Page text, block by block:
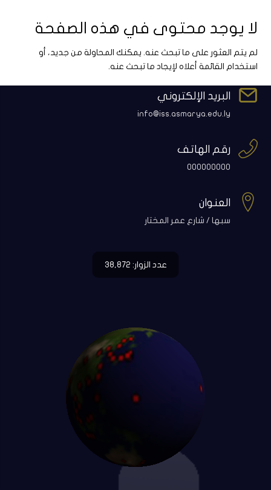
لا يوجد محتوى في هذه الصفحة
لم يتم العثور على ما تبحث عنه. يمكنك المحاولة من جديد، أو
استخدام القائمة أعلاه لإيجاد ما تبحث عنه.
 البريد الإلكتروني
info@iss.asmarya.edu.ly
 رقم الهاتف
000000000
 العنوان
سبها / شارع عمر المختار
عدد الزوار: 38,872